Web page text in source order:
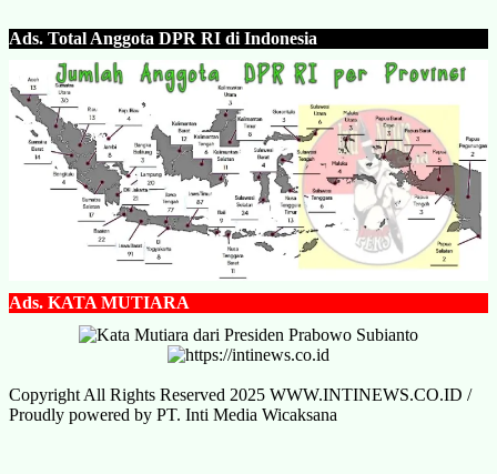
Ads. Total Anggota DPR RI di Indonesia
Ads. KATA MUTIARA
Copyright All Rights Reserved 2025 WWW.INTINEWS.CO.ID /
Proudly powered by PT. Inti Media Wicaksana